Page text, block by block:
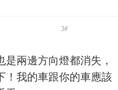
3#
兩邊方向燈都消失，
！我的車跟你的車應該